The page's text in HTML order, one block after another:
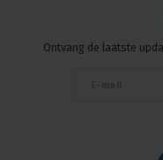
Ontvang de laatste